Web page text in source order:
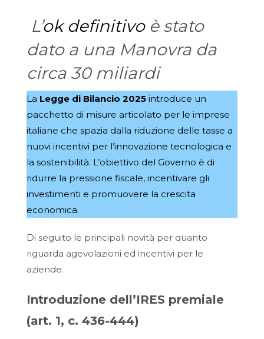
L’ok definitivo è stato
dato a una Manovra da
circa 30 miliardi
La Legge di Bilancio 2025 introduce un
pacchetto di misure articolato per le imprese
italiane che spazia dalla riduzione delle tasse a
nuovi incentivi per l’innovazione tecnologica e
la sostenibilità. L’obiettivo del Governo è di
ridurre la pressione fiscale, incentivare gli
investimenti e promuovere la crescita
economica.
Di seguito le principali novità per quanto
riguarda agevolazioni ed incentivi per le
aziende.
Introduzione dell’IRES premiale
(art. 1, c. 436-444)